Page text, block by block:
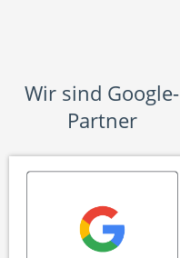
Wir sind Google-
Partner